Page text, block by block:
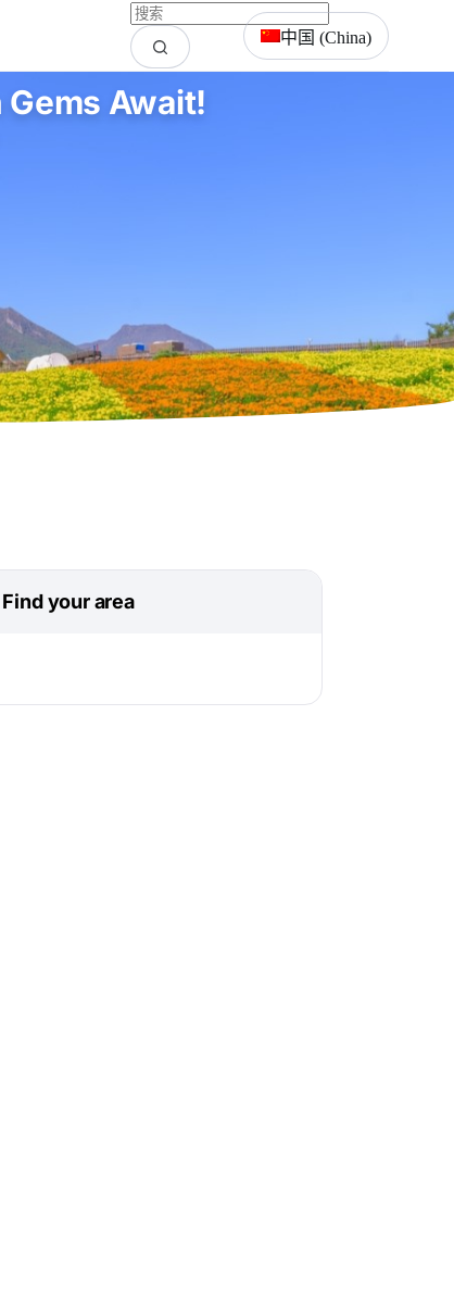
中国 (China)
Await!
Find your area